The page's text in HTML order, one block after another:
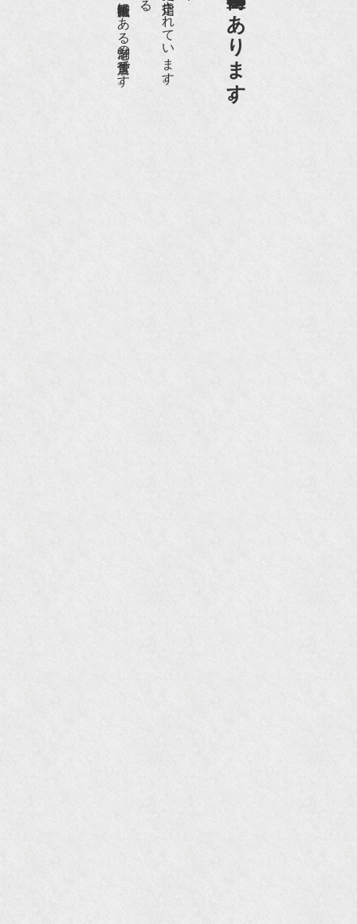
京都祇園骨董街にあります。